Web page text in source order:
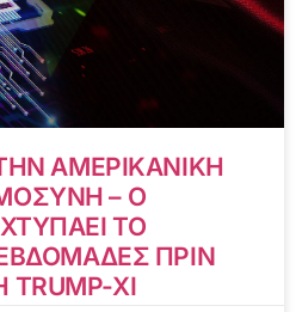
ΑΜΕΡΙΚΑΝΙΚΗ
– Ο
ΤΟ
ΠΡΙΝ
XI